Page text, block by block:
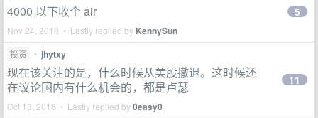
4000 以下收个 air
Nov 24, 2018 • Lastly replied by KennySun
5
投资 • jhytxy
现在该关注的是，什么时候从美股撤退。这时候还
在议论国内有什么机会的，都是卢瑟
Oct 13, 2018 • Lastly replied by0easy0
11